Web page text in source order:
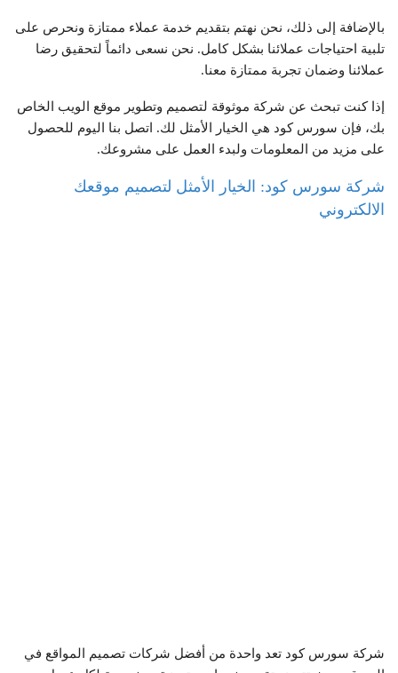
بالإضافة إلى ذلك، نحن نهتم بتقديم خدمة عملاء ممتازة ونحرص على
تلبية احتياجات عملائنا بشكل كامل. نحن نسعى دائماً لتحقيق رضا
عملائنا وضمان تجربة ممتازة معنا.
إذا كنت تبحث عن شركة موثوقة لتصميم وتطوير موقع الويب الخاص
بك، فإن سورس كود هي الخيار الأمثل لك. اتصل بنا اليوم للحصول
على مزيد من المعلومات ولبدء العمل على مشروعك.
شركة سورس كود: الخيار الأمثل لتصميم موقعك
الالكتروني
شركة سورس كود تعد واحدة من أفضل شركات تصميم المواقع في